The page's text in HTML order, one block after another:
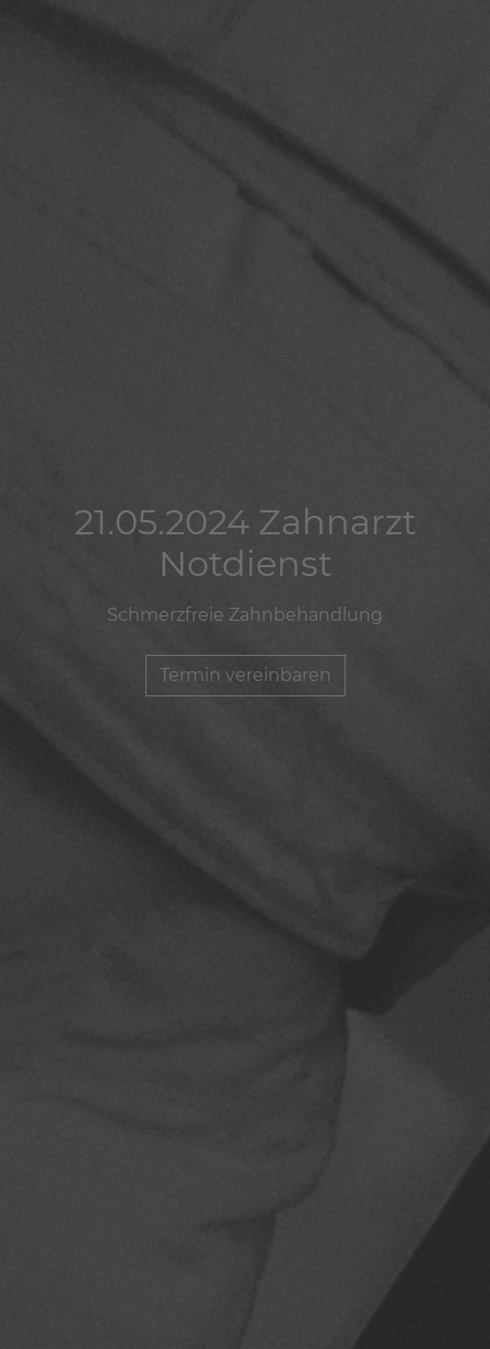
21.05.2024 Zahnarzt
Notdienst
Schmerzfreie Zahnbehandlung
Termin vereinbaren
21.05.2024 Zahnarzt
Notdienst
Schmerzfreie Zahnbehandlung
Termin vereinbaren
21.05.2024 Zahnarzt
Notdienst
Schmerzfreie Zahnbehandlung
Termin vereinbaren